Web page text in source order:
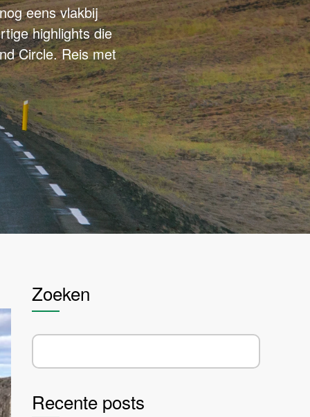
eens vlakbij
highlights die
Circle. Reis met
Zoeken
Recente posts